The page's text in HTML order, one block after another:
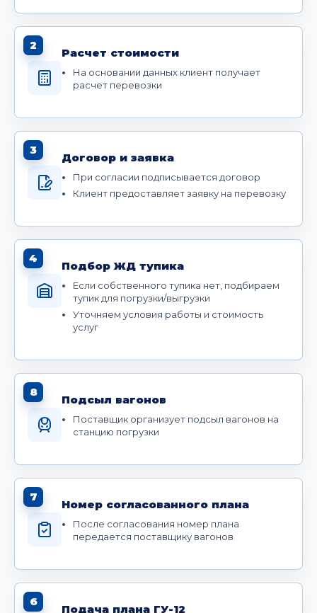
2
Расчет стоимости
На основании данных клиент получает
расчет перевозки
3
Договор и заявка
При согласии подписывается договор
Клиент предоставляет заявку на перевозку
4
Подбор ЖД тупика
Если собственного тупика нет, подбираем
тупик для погрузки/выгрузки
Уточняем условия работы и стоимость
услуг
8
Подсыл вагонов
Поставщик организует подсыл вагонов на
станцию погрузки
7
Номер согласованного плана
После согласования номер плана
передается поставщику вагонов
6
Подача плана ГУ-12